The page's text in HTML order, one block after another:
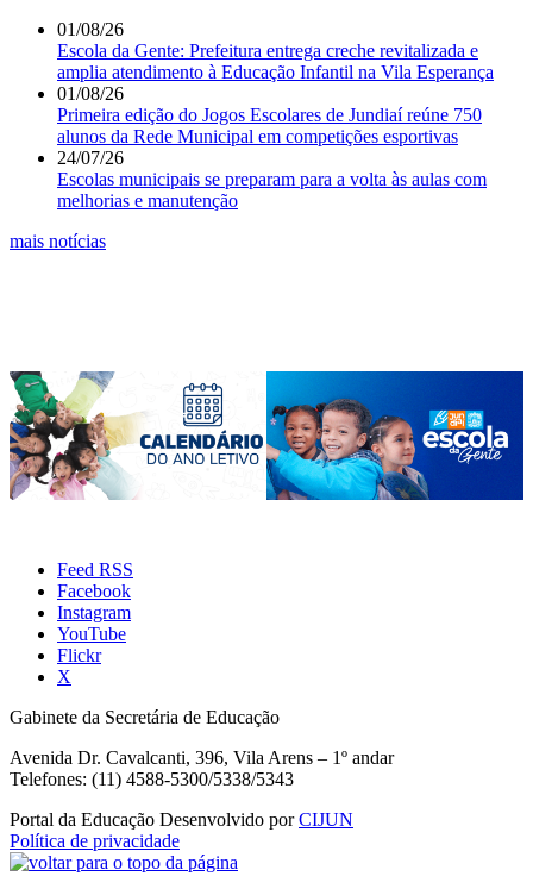
01/08/26
Escola da Gente: Prefeitura entrega creche revitalizada e
amplia atendimento à Educação Infantil na Vila Esperança
01/08/26
Primeira edição do Jogos Escolares de Jundiaí reúne 750
alunos da Rede Municipal em competições esportivas
24/07/26
Escolas municipais se preparam para a volta às aulas com
melhorias e manutenção
mais notícias
Feed RSS
Facebook
Instagram
YouTube
Flickr
X
Gabinete da Secretária de Educação
Avenida Dr. Cavalcanti, 396, Vila Arens – 1º andar
Telefones: (11) 4588-5300/5338/5343
Portal da Educação Desenvolvido porCIJUN
Política de privacidade